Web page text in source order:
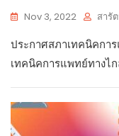
Nov 3, 2022 สารั
ประกาศสภาเทคนิคกา
เทคนิคการแพทย์ทางไ